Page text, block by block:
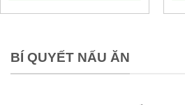
BÍ QUYẾT NẤU ĂN